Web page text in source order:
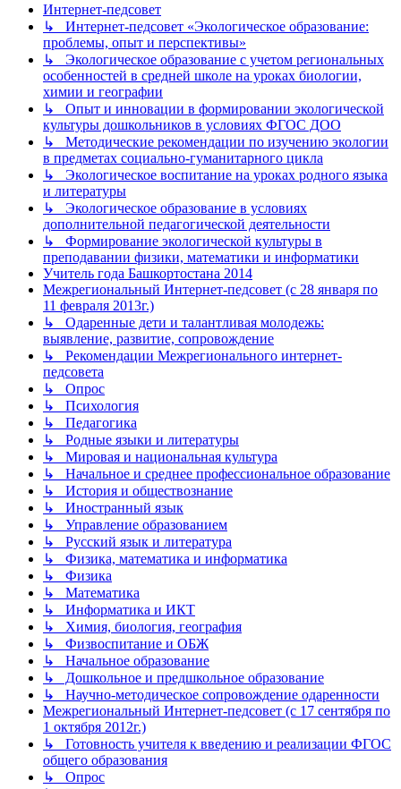
Интернет-педсовет
↳ Интернет-педсовет «Экологическое образование:
проблемы, опыт и перспективы»
↳ Экологическое образование с учетом региональных
особенностей в средней школе на уроках биологии,
химии и географии
↳ Опыт и инновации в формировании экологической
культуры дошкольников в условиях ФГОС ДОО
↳ Методические рекомендации по изучению экологии
в предметах социально-гуманитарного цикла
↳ Экологическое воспитание на уроках родного языка
и литературы
↳ Экологическое образование в условиях
дополнительной педагогической деятельности
↳ Формирование экологической культуры в
преподавании физики, математики и информатики
Учитель года Башкортостана 2014
Межрегиональный Интернет-педсовет (с 28 января по
11 февраля 2013г.)
↳ Одаренные дети и талантливая молодежь:
выявление, развитие, сопровождение
↳ Рекомендации Межрегионального интернет-
педсовета
↳ Опрос
↳ Психология
↳ Педагогика
↳ Родные языки и литературы
↳ Мировая и национальная культура
↳ Начальное и среднее профессиональное образование
↳ История и обществознание
↳ Иностранный язык
↳ Управление образованием
↳ Русский язык и литература
↳ Физика, математика и информатика
↳ Физика
↳ Математика
↳ Информатика и ИКТ
↳ Химия, биология, география
↳ Физвоспитание и ОБЖ
↳ Начальное образование
↳ Дошкольное и предшкольное образование
↳ Научно-методическое сопровождение одаренности
Межрегиональный Интернет-педсовет (с 17 сентября по
1 октября 2012г.)
↳ Готовность учителя к введению и реализации ФГОС
общего образования
↳ Опрос